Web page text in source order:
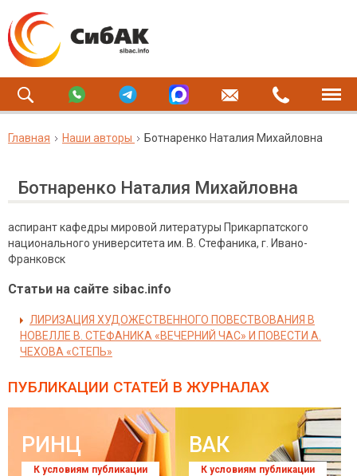
Главная Наши авторы Ботнаренко Наталия Михайловна
Ботнаренко Наталия Михайловна
аспирант кафедры мировой литературы Прикарпатского
национального университета им. В. Стефаника, г. Ивано-
Франковск
Статьи на сайте sibac.info
ЛИРИЗАЦИЯ ХУДОЖЕСТВЕННОГО ПОВЕСТВОВАНИЯ В
НОВЕЛЛЕ В. СТЕФАНИКА «ВЕЧЕРНИЙ ЧАС» И ПОВЕСТИ А.
ЧЕХОВА «СТЕПЬ»
ПУБЛИКАЦИИ СТАТЕЙ В ЖУРНАЛАХ
РИНЦ
К условиям публикации
ВАК
К условиям публикации